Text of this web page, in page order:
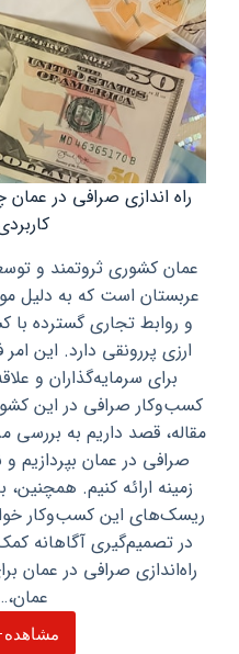
راه اندازی صرافی در
عمان کشوری ثروتمند و
عربستان است که به دلیل
و روابط تجاری گسترده با
ارزی پررونقی دارد. این
برای سرمایه‌گذاران و
کسب‌وکار صرافی در این
مقاله، قصد داریم به بررسی
صرافی در عمان بپردازیم
زمینه ارائه کنیم.
ریسک‌های این کسب‌وکار
در تصمیم‌گیری آگاهانه
راه‌اندازی صرافی در عمان
مشاهده
راه